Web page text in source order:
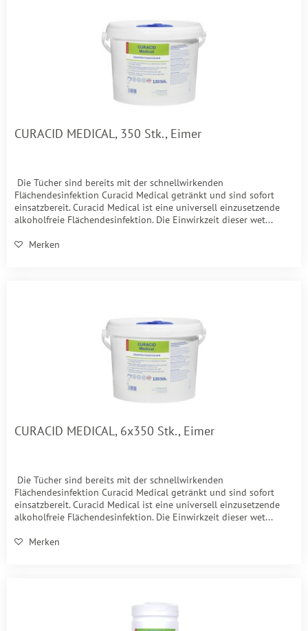
CURACID MEDICAL, 350 Stk., Eimer
Die Tücher sind bereits mit der schnellwirkenden
Flächendesinfektion Curacid Medical getränkt und sind sofort
einsatzbereit. Curacid Medical ist eine universell einzusetzende
alkoholfreie Flächendesinfektion. Die Einwirkzeit dieser wet...
Merken
CURACID MEDICAL, 6x350 Stk., Eimer
Die Tücher sind bereits mit der schnellwirkenden
Flächendesinfektion Curacid Medical getränkt und sind sofort
einsatzbereit. Curacid Medical ist eine universell einzusetzende
alkoholfreie Flächendesinfektion. Die Einwirkzeit dieser wet...
Merken